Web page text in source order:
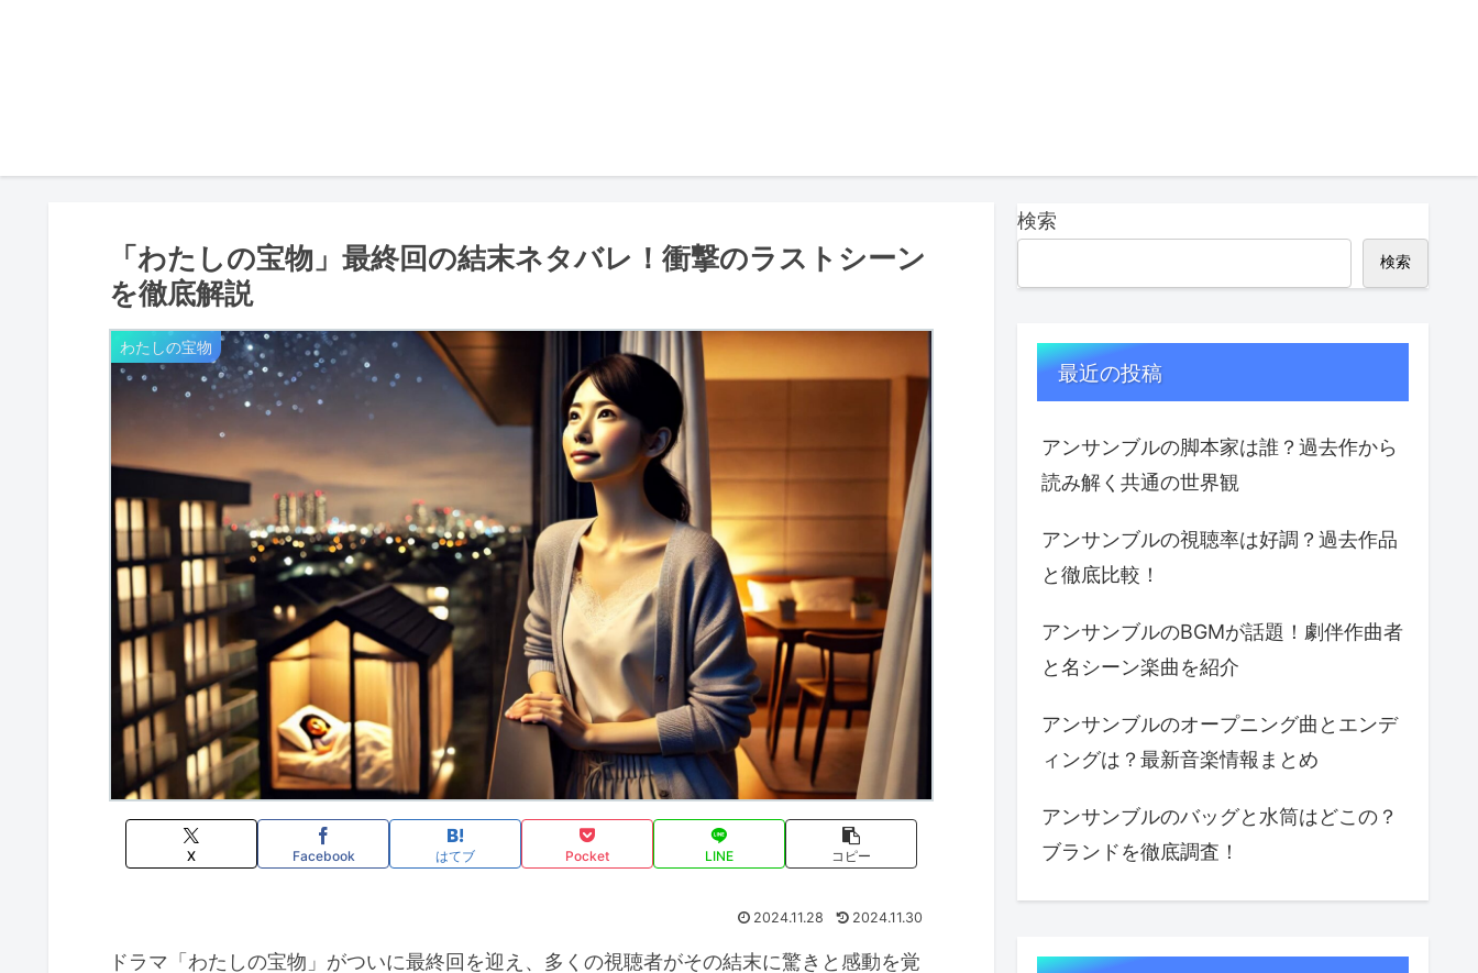
「わたしの宝物」最終回の結末ネタバレ！衝撃のラストシーン
を徹底解説
わたしの宝物
X Facebook はてブ Pocket LINE コピー
2024.11.28 2024.11.30
ドラマ「わたしの宝物」がついに最終回を迎え、多くの視聴者がその結末に驚きと感動を覚
検索
検索
最近の投稿
アンサンブルの脚本家は誰？過去作から
読み解く共通の世界観
アンサンブルの視聴率は好調？過去作品
と徹底比較！
アンサンブルのBGMが話題！劇伴作曲者
と名シーン楽曲を紹介
アンサンブルのオープニング曲とエンデ
ィングは？最新音楽情報まとめ
アンサンブルのバッグと水筒はどこの？
ブランドを徹底調査！